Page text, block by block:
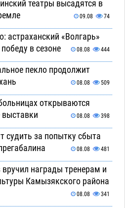
театры высадятся в
09.08 74
астраханский «Волгарь»
в сезоне
08.08 444
пекло продолжит
08.08 509
открываются
08.08 398
судить за попытку сбыта
08.08 481
награды тренерам и
Камызякского района
08.08 341